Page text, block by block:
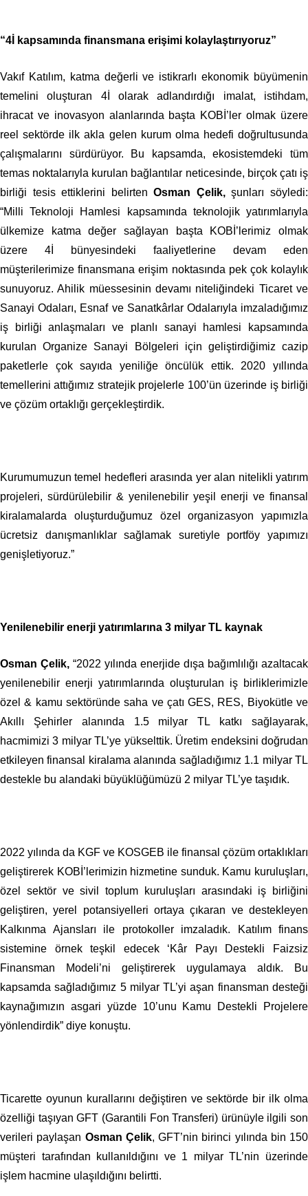
“4İ kapsamında finansmana erişimi kolaylaştırıyoruz”
Vakıf Katılım, katma değerli ve istikrarlı ekonomik büyümenin
temelini oluşturan 4İ olarak adlandırdığı imalat, istihdam,
ihracat ve inovasyon alanlarında başta KOBİ’ler olmak üzere
reel sektörde ilk akla gelen kurum olma hedefi doğrultusunda
çalışmalarını sürdürüyor. Bu kapsamda, ekosistemdeki tüm
temas noktalarıyla kurulan bağlantılar neticesinde, birçok çatı iş
birliği tesis ettiklerini belirtenOsman Çelik,şunları söyledi:
“Milli Teknoloji Hamlesi kapsamında teknolojik yatırımlarıyla
ülkemize katma değer sağlayan başta KOBİ’lerimiz olmak
üzere 4İ bünyesindeki faaliyetlerine devam eden
müşterilerimize finansmana erişim noktasında pek çok kolaylık
sunuyoruz. Ahilik müessesinin devamı niteliğindeki Ticaret ve
Sanayi Odaları, Esnaf ve Sanatkârlar Odalarıyla imzaladığımız
iş birliği anlaşmaları ve planlı sanayi hamlesi kapsamında
kurulan Organize Sanayi Bölgeleri için geliştirdiğimiz cazip
paketlerle çok sayıda yeniliğe öncülük ettik. 2020 yıllında
temellerini attığımız stratejik projelerle 100’ün üzerinde iş birliği
ve çözüm ortaklığı gerçekleştirdik.
Kurumumuzun temel hedefleri arasında yer alan nitelikli yatırım
projeleri, sürdürülebilir & yenilenebilir yeşil enerji ve finansal
kiralamalarda oluşturduğumuz özel organizasyon yapımızla
ücretsiz danışmanlıklar sağlamak suretiyle portföy yapımızı
genişletiyoruz.”
Yenilenebilir enerji yatırımlarına 3 milyar TL kaynak
Osman Çelik, “2022 yılında enerjide dışa bağımlılığı azaltacak
yenilenebilir enerji yatırımlarında oluşturulan iş birliklerimizle
özel & kamu sektöründe saha ve çatı GES, RES, Biyokütle ve
Akıllı Şehirler alanında 1.5 milyar TL katkı sağlayarak,
hacmimizi 3 milyar TL’ye yükselttik. Üretim endeksini doğrudan
etkileyen finansal kiralama alanında sağladığımız 1.1 milyar TL
destekle bu alandaki büyüklüğümüzü 2 milyar TL’ye taşıdık.
2022 yılında da KGF ve KOSGEB ile finansal çözüm ortaklıkları
geliştirerek KOBİ’lerimizin hizmetine sunduk. Kamu kuruluşları,
özel sektör ve sivil toplum kuruluşları arasındaki iş birliğini
geliştiren, yerel potansiyelleri ortaya çıkaran ve destekleyen
Kalkınma Ajansları ile protokoller imzaladık. Katılım finans
sistemine örnek teşkil edecek ‘Kâr Payı Destekli Faizsiz
Finansman Modeli’ni geliştirerek uygulamaya aldık. Bu
kapsamda sağladığımız 5 milyar TL’yi aşan finansman desteği
kaynağımızın asgari yüzde 10’unu Kamu Destekli Projelere
yönlendirdik” diye konuştu.
Ticarette oyunun kurallarını değiştiren ve sektörde bir ilk olma
özelliği taşıyan GFT (Garantili Fon Transferi) ürünüyle ilgili son
verileri paylaşan Osman Çelik, GFT’nin birinci yılında bin 150
müşteri tarafından kullanıldığını ve 1 milyar TL’nin üzerinde
işlem hacmine ulaşıldığını belirtti.